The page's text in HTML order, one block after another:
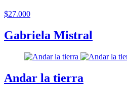
$27.000
Gabriela Mistral
Andar la tierra